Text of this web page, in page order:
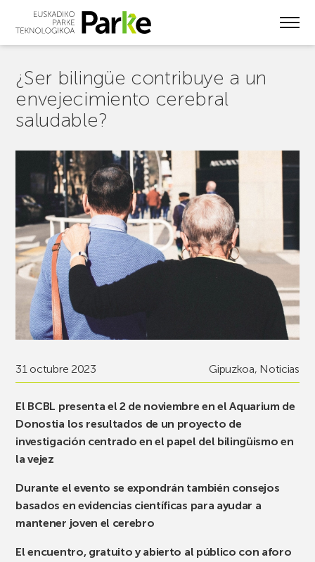
¿Ser bilingüe contribuye a un
envejecimiento cerebral
saludable?
31 octubre 2023 Gipuzkoa, Noticias
El BCBL presenta el 2 de noviembre en el Aquarium de
Donostia los resultados de un proyecto de
investigación centrado en el papel del bilingüismo en
la vejez
Durante el evento se expondrán también consejos
basados en evidencias científicas para ayudar a
mantener joven el cerebro
El encuentro, gratuito y abierto al público con aforo